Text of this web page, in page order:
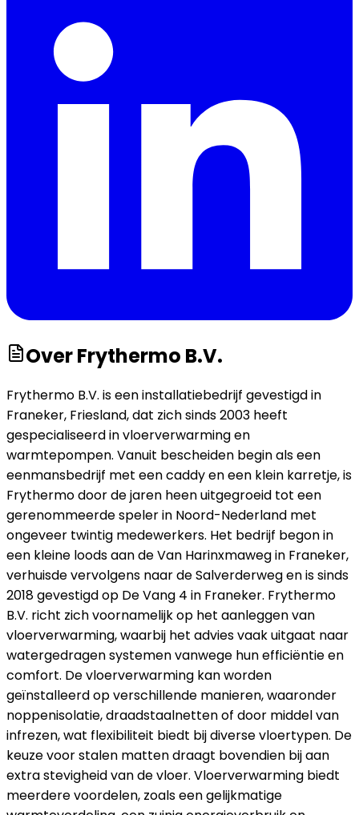
OverFrythermo B.V.
Frythermo B.V. is een installatiebedrijf gevestigd in
Franeker, Friesland, dat zich sinds 2003 heeft
gespecialiseerd in vloerverwarming en
warmtepompen. Vanuit bescheiden begin als een
eenmansbedrijf met een caddy en een klein karretje, is
Frythermo door de jaren heen uitgegroeid tot een
gerenommeerde speler in Noord-Nederland met
ongeveer twintig medewerkers. Het bedrijf begon in
een kleine loods aan de Van Harinxmaweg in Franeker,
verhuisde vervolgens naar de Salverderweg en is sinds
2018 gevestigd op De Vang 4 in Franeker. Frythermo
B.V. richt zich voornamelijk op het aanleggen van
vloerverwarming, waarbij het advies vaak uitgaat naar
watergedragen systemen vanwege hun efficiëntie en
comfort. De vloerverwarming kan worden
geïnstalleerd op verschillende manieren, waaronder
noppenisolatie, draadstaalnetten of door middel van
infrezen, wat flexibiliteit biedt bij diverse vloertypen. De
keuze voor stalen matten draagt bovendien bij aan
extra stevigheid van de vloer. Vloerverwarming biedt
meerdere voordelen, zoals een gelijkmatige